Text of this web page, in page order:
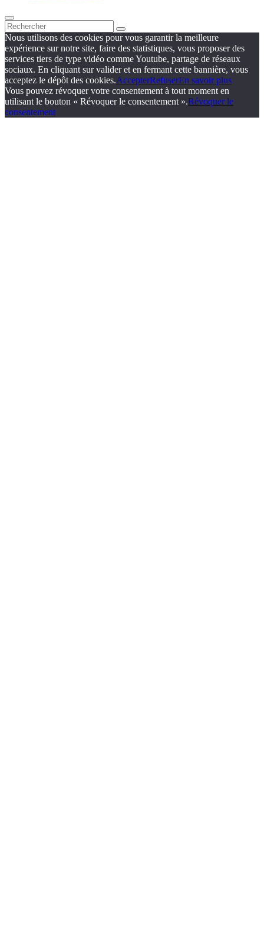
Nous utilisons des cookies pour vous garantir la meilleure
expérience sur notre site, faire des statistiques, vous proposer des
services tiers de type vidéo comme Youtube, partage de réseaux
sociaux. En cliquant sur valider et en fermant cette bannière, vous
acceptez le dépôt des cookies.AccepterRefuserEn savoir plus
Vous pouvez révoquer votre consentement à tout moment en
utilisant le bouton « Révoquer le consentement ».Révoquer le
consentement